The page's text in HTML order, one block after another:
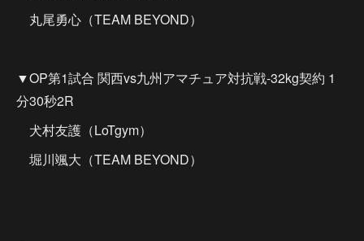
丸尾勇心（TEAM BEYOND）
▼OP第1試合 関西vs九州アマチュア対抗戦-32kg契約 1
分30秒2R
犬村友護（LoTgym）
堀川颯大（TEAM BEYOND）